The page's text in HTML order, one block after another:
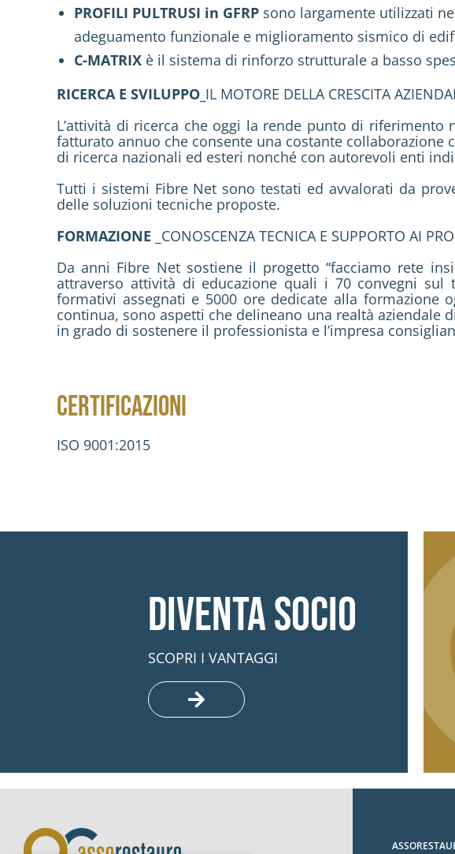
PROFILI PULTRUSI in GFRP sono largamente utilizzati
adeguamento funzionale e miglioramento sismico di
C-MATRIX è il sistema di rinforzo strutturale a basso
RICERCA E SVILUPPO_ IL MOTORE DELLA CRESCITA
L’attività di ricerca che oggi la rende punto di
fatturato annuo che consente una costante
di ricerca nazionali ed esteri nonché con autorevoli enti
Tutti i sistemi Fibre Net sono testati ed avvalorati da
delle soluzioni tecniche proposte.
FORMAZIONE
_CONOSCENZA TECNICA E SUPPORTO AI
Da anni Fibre Net sostiene il progetto “facciamo rete
attraverso attività di educazione quali i 70 convegni
formativi assegnati e 5000 ore dedicate alla formazione
continua, sono aspetti che delineano una realtà aziendale
in grado di sostenere il professionista e l’impresa
CERTIFICAZIONI
ISO 9001:2015
Diventa socio
SCOPRI I VANTAGGI